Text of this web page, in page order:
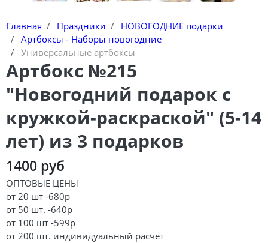
Главная Праздники
НОВОГОДНИЕ подарки
Артбоксы - Наборы новогодние
Универсальные артбоксы
Артбокс №215
"Новогодний подарок с
кружкой-раскраской" (5-14
лет) из 3 подарков
1400 руб
ОПТОВЫЕ ЦЕНЫ
от 20 шт -680р
от 50 шт. -640р
от 100 шт -599р
от 200 шт. индивидуальный расчет